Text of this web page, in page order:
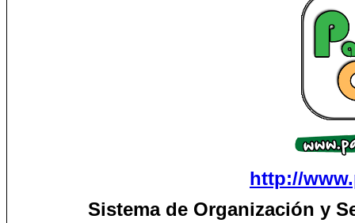
http://
Sistema de Organización y